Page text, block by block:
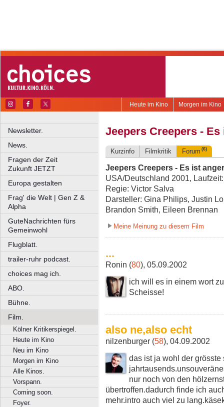
Morgen im Kino
Heute im Kino
Newsletter.
News.
Fragen der Zeit
Zukunft JETZT
Europa gestalten
Frag' die Welt | Gen Z &
Alpha
GuteNachrichten fürs
Gemeinwohl
Flugblatt.
trailer-ruhr podcast.
choices mag ich.
ABO.
Bühne.
Film.
Kölner Kritikerspiegel.
Heute im Kino
Neu im Kino
Morgen im Kino
Alle Kinos.
Vorspann.
Coming soon.
Foyer.
Jeepers Creepers -
Kurzinfo Filmkritik Forum (6)
Jeepers Creepers - Es ist
USA/Deutschland 2001,
Regie: Victor Salva
Darsteller: Gina Philips, Justin
Brandon Smith, Eileen Brennan
Meine Meinung zu diesem Film
...
Ronin (80), 05.09.2002
ich will es in einem wort
Scheisse!
also ne,also echt
nilzenburger (58), 04.09.2002
das ist ja wohl der grösste
nur noch von den
übertroffen.dadurch finde ich
mehr.intro auch viel zu